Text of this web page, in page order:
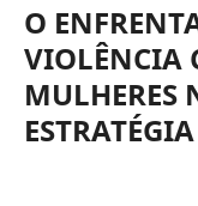
O
VIOLÊNCIA
MULHERES